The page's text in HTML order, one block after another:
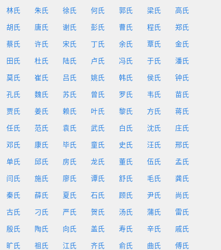
林氏 朱氏 徐氏 何氏 郭氏 梁氏 高氏
胡氏 唐氏 谢氏 彭氏 曹氏 程氏 郑氏
蔡氏 许氏 宋氏 丁氏 余氏 覃氏 金氏
田氏 杜氏 陆氏 卢氏 冯氏 于氏 潘氏
莫氏 崔氏 吕氏 姚氏 韩氏 侯氏 钟氏
孔氏 魏氏 苏氏 曾氏 罗氏 韦氏 苗氏
贾氏 姜氏 赖氏 叶氏 黎氏 方氏 蒋氏
任氏 范氏 袁氏 武氏 白氏 沈氏 庄氏
邓氏 康氏 毕氏 童氏 史氏 汪氏 邢氏
单氏 邱氏 房氏 龙氏 董氏 伍氏 孟氏
闫氏 施氏 廖氏 谭氏 舒氏 毛氏 龚氏
秦氏 薛氏 夏氏 石氏 顾氏 尹氏 尚氏
古氏 刁氏 严氏 贺氏 汤氏 蒲氏 雷氏
殷氏 陶氏 向氏 盖氏 寿氏 辛氏 戚氏
旷氏 祖氏 江氏 齐氏 俞氏 曲氏 傅氏